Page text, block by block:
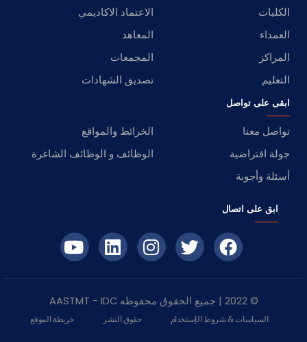
الكليات
الاعتماد الاكاديمي
العمداء
المعاهد
المراكز
المجمعات
التعليم
تصديق الشهادات
ابقى على تواصل
تواصل معنا
الخرائط والمواقع
جولة افتراضية
الوظائف و الوظائف الشاغرة
أسئلة وأجوبة
ابق على اتصال
© 2022 | جميع الحقوق محفوظه IDC
- AASTMT
السياسات & شروط الإستخدام حقوق النشر خريطة الموقع